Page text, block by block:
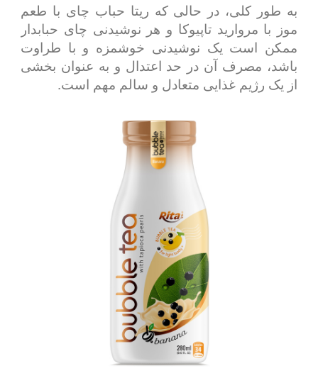
به طور کلی، در حالی که ریتا حباب چای با طعم
موز با مروارید تاپیوکا و هر نوشیدنی چای حبابدار
ممکن است یک نوشیدنی خوشمزه و با طراوت
باشد، مصرف آن در حد اعتدال و به عنوان بخشی
از یک رژیم غذایی متعادل و سالم مهم است.